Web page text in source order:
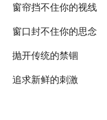
窗帘挡不住你的视线
窗口封不住你的思念
抛开传统的禁锢
追求新鲜的刺激